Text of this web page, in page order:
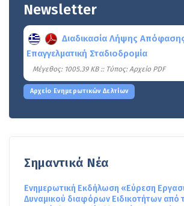
Newsletter
Διαδικασία Λήψης
Επαγγελματική Σταδιοδρομία
Mέγεθος: 1005.39 KB :: Τύπος: Αρχείο PDF
Αρχείο Ενημερωτικών Δελτίων
Σημαντικά Νέα
Ενημερωτική Εκδήλωση «Εύρεση
Δυναμικού διαφόρων Ειδικοτήτων από